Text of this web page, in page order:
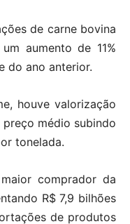
de carne bovina
aumento de 11%
do ano anterior.
houve valorização
médio subindo
tonelada.
comprador da
R$ 7,9 bilhões
de produtos